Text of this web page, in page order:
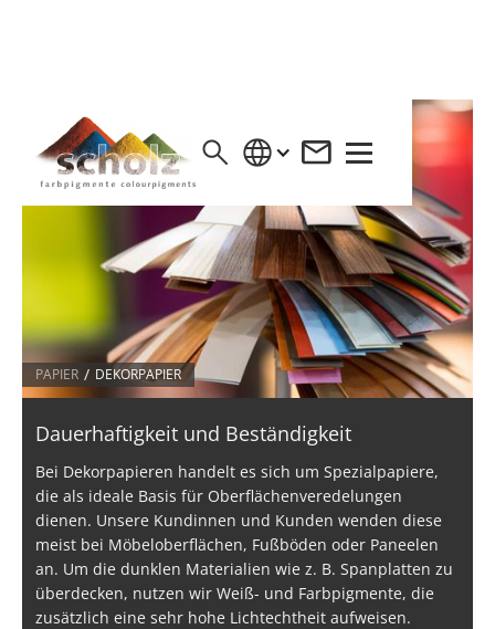
PAPIER / DEKORPAPIER
Dauerhaftigkeit und Beständigkeit
Bei Dekorpapieren handelt es sich um Spezialpapiere,
die als ideale Basis für Oberflächenveredelungen
dienen. Unsere Kundinnen und Kunden wenden diese
meist bei Möbeloberflächen, Fußböden oder Paneelen
an. Um die dunklen Materialien wie z. B. Spanplatten zu
überdecken, nutzen wir Weiß- und Farbpigmente, die
zusätzlich eine sehr hohe Lichtechtheit aufweisen.